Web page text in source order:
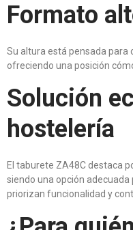
Formato
Su altura está pensada para
ofreciendo una posición
Solución
hostelería
El taburete ZA48C destaca
siendo una opción
priorizan funcionalidad y